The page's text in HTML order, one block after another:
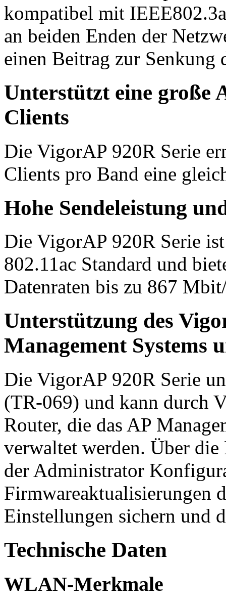
kompatibel mit
an beiden Enden der
einen Beitrag zur Senkung
Unterstützt eine große
Clients
Die VigorAP 920R Serie
Clients pro Band eine
Hohe Sendeleistung
Die VigorAP 920R Serie
802.11ac Standard und
Datenraten bis zu 867
Unterstützung des
Management Systems
Die VigorAP 920R Serie
(TR-069) und kann durch
Router, die das AP
verwaltet werden. Über
der Administrator
Firmwareaktualisierungen
Einstellungen sichern und
Technische Daten
WLAN-Merkmale